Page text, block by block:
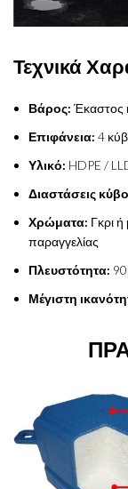
Τεχνικά
Βάρος: Έκαστος
Επιφάνεια: 4
Υλικό: HDPE /
Διαστάσεις
Χρώματα: Γκρι
παραγγελίας
Πλευστότητα:
Μέγιστη